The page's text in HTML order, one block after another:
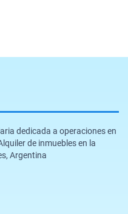
dedicada a operaciones en
de inmuebles en la
Argentina